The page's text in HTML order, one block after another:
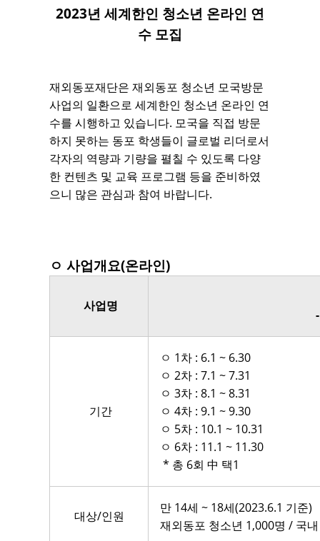
2023년 세계한인 청소년 온라인 연
수 모집
재외동포재단은 재외동포 청소년 모국방문
사업의 일환으로 세계한인 청소년 온라인 연
수를 시행하고 있습니다. 모국을 직접 방문
하지 못하는 동포 학생들이 글로벌 리더로서
각자의 역량과 기량을 펼칠 수 있도록 다양
한 컨텐츠 및 교육 프로그램 등을 준비하였
으니 많은 관심과 참여 바랍니다.
ㅇ 사업개요(온라인)
사업명
기간
ㅇ 1차 : 6.1 ~ 6.30
ㅇ 2차 : 7.1 ~ 7.31
ㅇ 3차 : 8.1 ~ 8.31
ㅇ 4차 : 9.1 ~ 9.30
ㅇ 5차 : 10.1 ~ 10.31
ㅇ 6차 : 11.1 ~ 11.30
* 총 6회 中 택1
대상/인원
만 14세 ~ 18세(2023.6.1 기준)
재외동포 청소년 1,000명 / 국